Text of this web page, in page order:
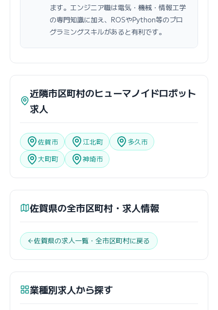
ます。エンジニア職は電気・機械・情報工学
の専門知識に加え、ROSやPython等のプロ
グラミングスキルがあると有利です。
近隣市区町村のヒューマノイドロボット
求人
佐賀市 江北町
多久市
大町町
神埼市
佐賀県の全市区町村・求人情報
佐賀県の求人一覧・全市区町村に戻る
業種別求人から探す